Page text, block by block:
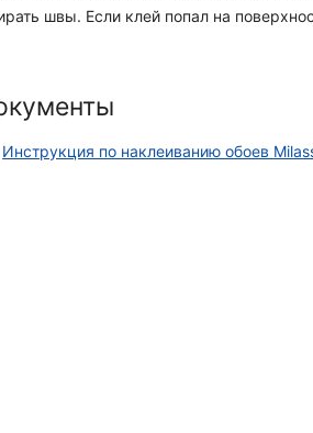
швы. Если клей попал на
Инструкция по наклеиванию обоев